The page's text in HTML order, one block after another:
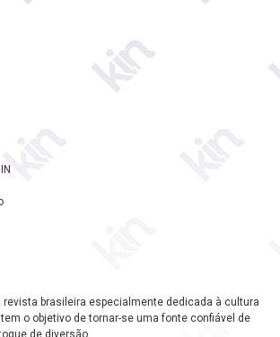
revista brasileira especialmente dedicada à cultura
o objetivo de tornar-se uma fonte confiável de
de diversão.